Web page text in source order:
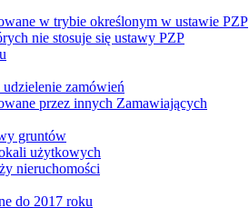
w trybie określonym w ustawie PZP
nie stosuje się ustawy PZP
zamówień
przez innych Zamawiających
gruntów
użytkowych
nieruchomości
do 2017 roku